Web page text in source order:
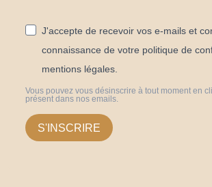
J'accepte de recevoir vos e-mails et
connaissance de votre politique de
mentions légales.
Vous pouvez vous désinscrire à tout moment en
présent dans nos emails.
S'INSCRIRE